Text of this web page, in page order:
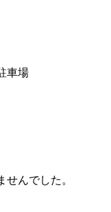
車場
んでした。